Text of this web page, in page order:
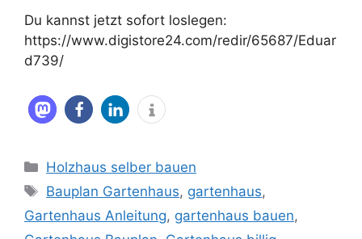
Du kannst jetzt sofort loslegen:
https://www.digistore24.com/redir/65687/Eduar
d739/
Kategorien
Holzhaus selber bauen
Schlagwörter
Bauplan Gartenhaus, gartenhaus,
Gartenhaus Anleitung, gartenhaus bauen,